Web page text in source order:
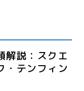
解説：スクエ
・テンフィン